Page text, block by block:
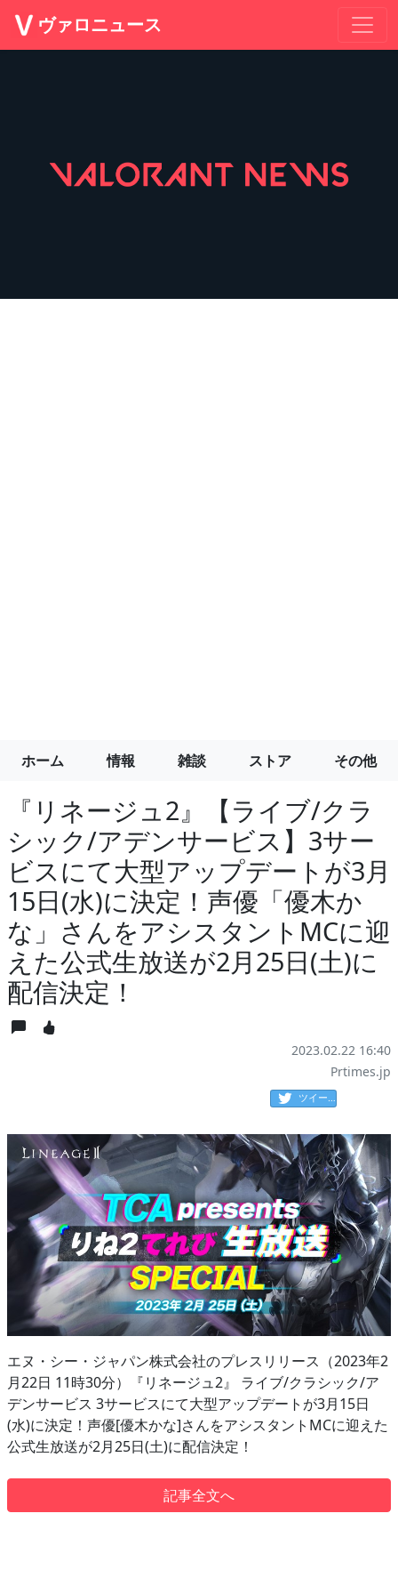
ヴァロニュース
ホーム 情報 雑談 ストア その他
『リネージュ2』【ライブ/クラ
シック/アデンサービス】3サー
ビスにて大型アップデートが3月
15日(水)に決定！声優「優木か
な」さんをアシスタントMCに迎
えた公式生放送が2月25日(土)に
配信決定！
2023.02.22 16:40
Prtimes.jp
ツイート
エヌ・シー・ジャパン株式会社のプレスリリース（2023年2
月22日 11時30分）『リネージュ2』 ライブ/クラシック/ア
デンサービス 3サービスにて大型アップデートが3月15日
(水)に決定！声優[優木かな]さんをアシスタントMCに迎えた
公式生放送が2月25日(土)に配信決定！
記事全文へ